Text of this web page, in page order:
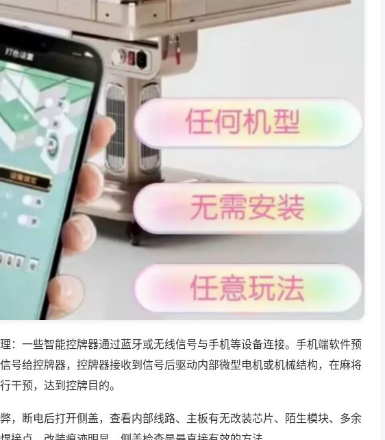
：一些智能控牌器通过蓝牙或无线信号与手机等设备连接。手机端软件预
号给控牌器，控牌器接收到信号后驱动内部微型电机或机械结构，在麻将
干预，达到控牌目的。
，断电后打开侧盖，查看内部线路、主板有无改装芯片、陌生模块、多余